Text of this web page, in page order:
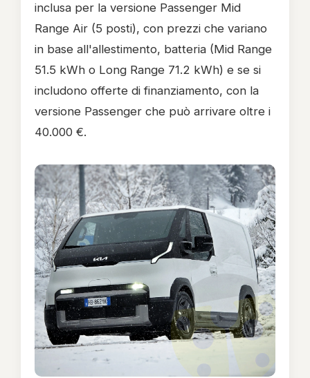
inclusa per la versione Passenger Mid
Range Air (5 posti), con prezzi che variano
in base all'allestimento, batteria (Mid Range
51.5 kWh o Long Range 71.2 kWh) e se si
includono offerte di finanziamento, con la
versione Passenger che può arrivare oltre i
40.000 €.